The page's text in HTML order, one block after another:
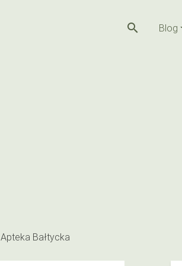
search Blog
Apteka Bałtycka